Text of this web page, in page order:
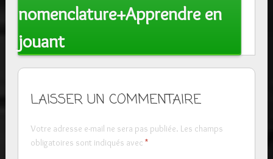
nomenclature+Apprendre en
jouant
LAISSER UN COMMENTAIRE
Votre adresse e-mail ne sera pas publiée. Les champs
obligatoires sont indiqués avec *